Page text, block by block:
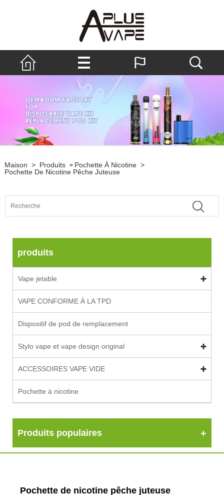
Maison > Produits > Pochette À Nicotine >
Pochette De Nicotine Pêche Juteuse
produits
Vape jetable
VAPE CONFORME À LA TPD
Dispositif de pod de remplacement
Stylo vape et vape design original
ACCESSOIRES VAPE VIDE
Pochette à nicotine
Produits populaires
Pochette de nicotine pêche juteuse